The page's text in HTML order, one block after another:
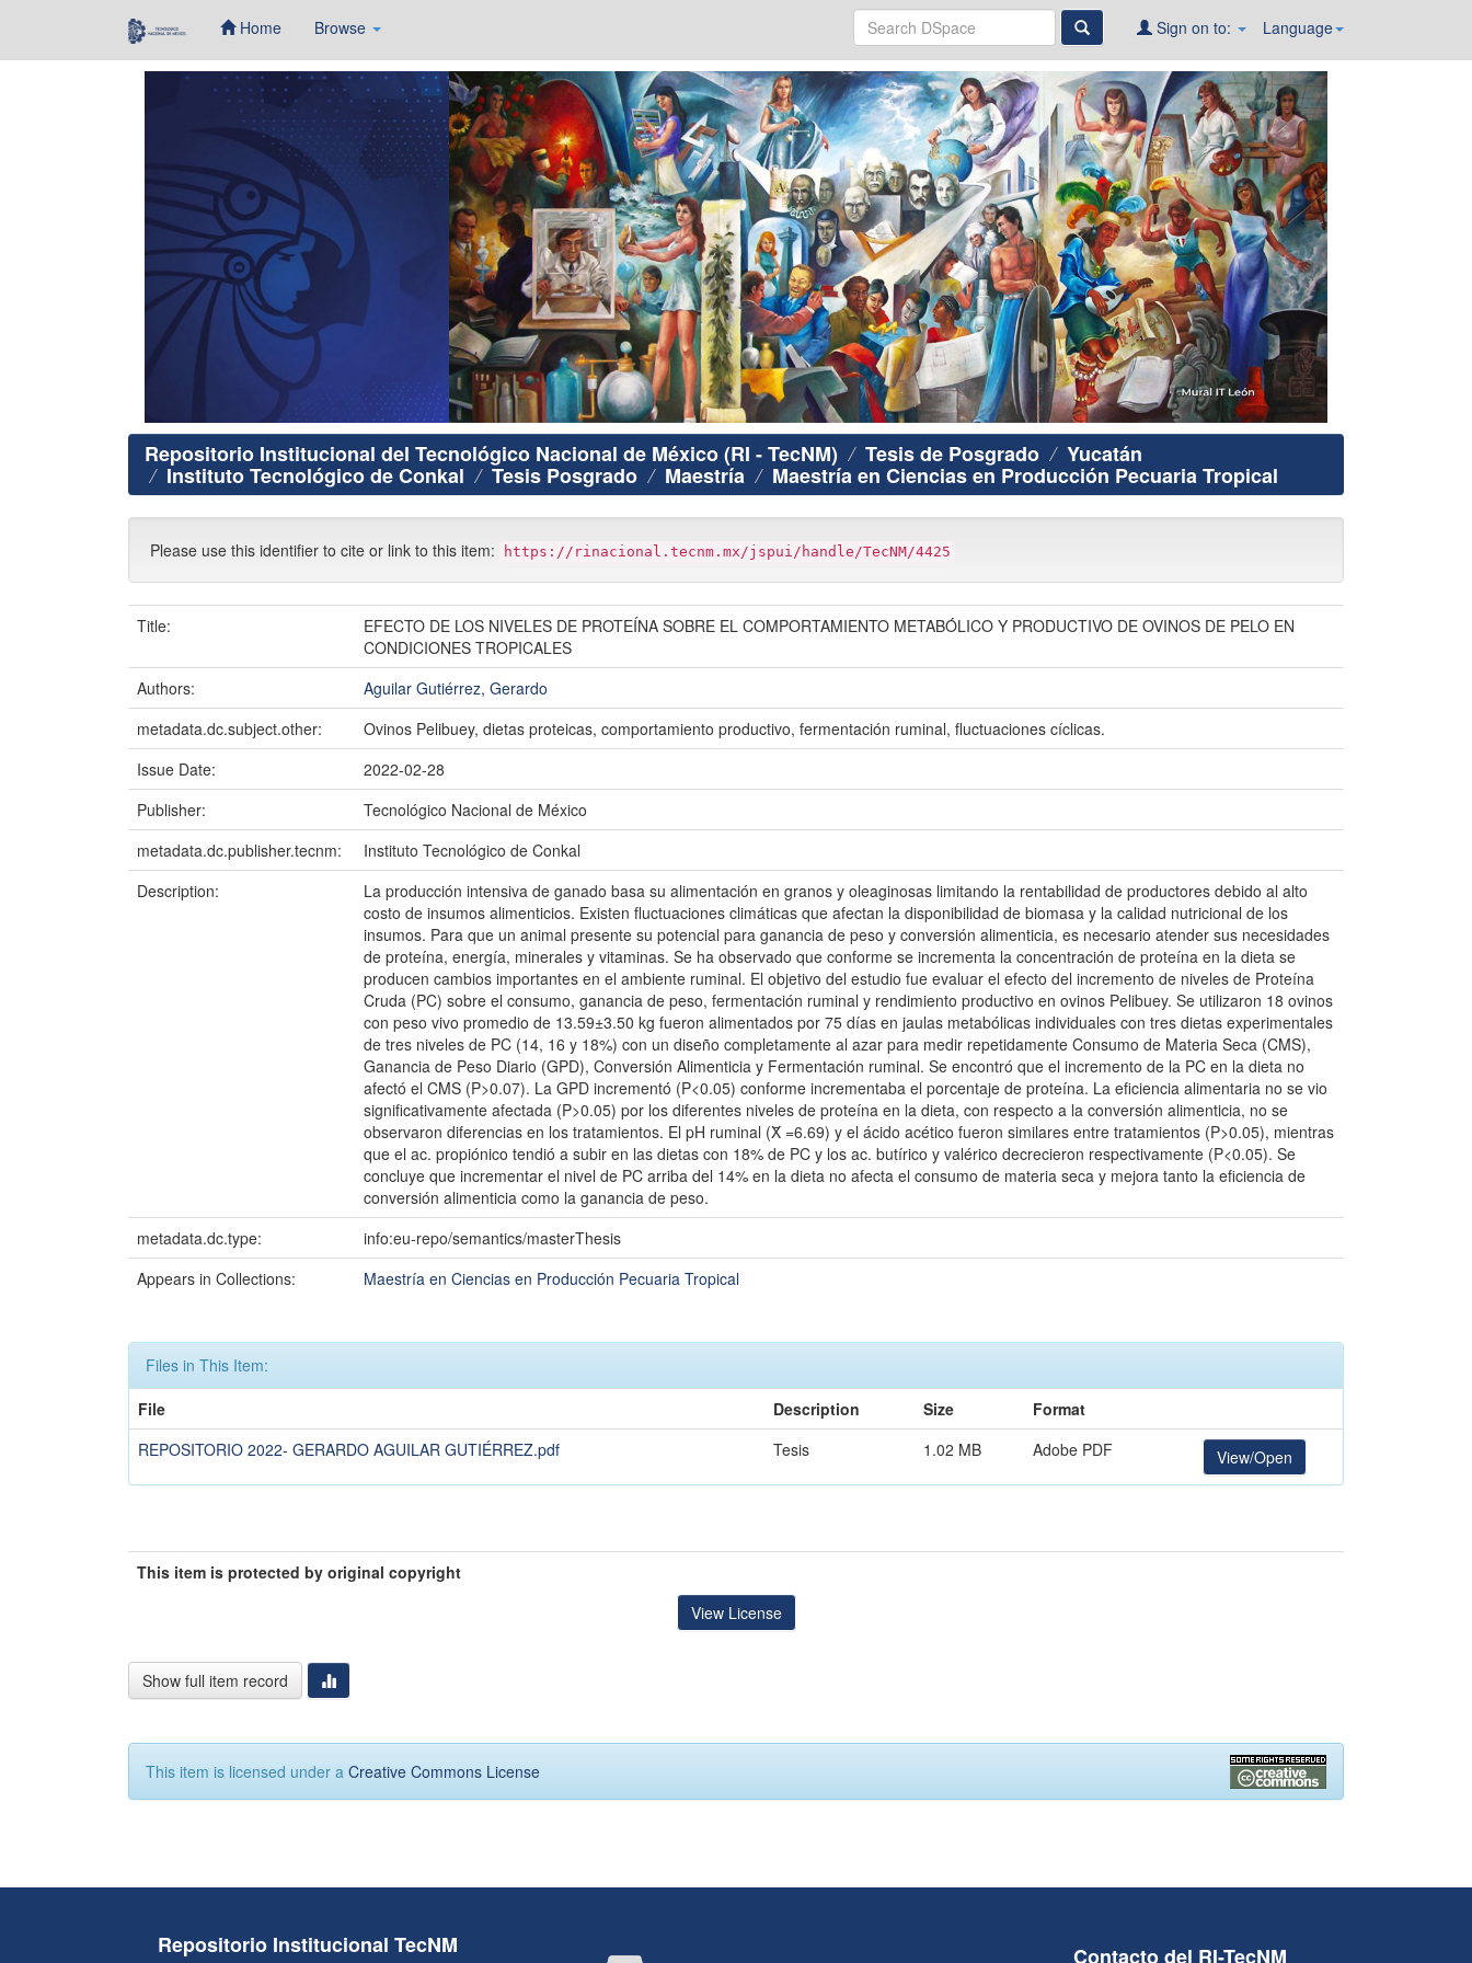
Home Browse Language
Sign on to:
Repositorio Institucional del Tecnológico Nacional de México (RI - TecNM) Tesis de Posgrado Yucatán
Instituto Tecnológico de Conkal Tesis Posgrado Maestría Maestría en Ciencias en Producción Pecuaria Tropical
Please use this identifier to cite or link to this item: https://rinacional.tecnm.mx/jspui/handle/TecNM/4425
Title:
EFECTO DE LOS NIVELES DE PROTEÍNA SOBRE EL COMPORTAMIENTO METABÓLICO Y PRODUCTIVO DE OVINOS DE PELO EN
CONDICIONES TROPICALES
Authors:
Aguilar Gutiérrez, Gerardo
metadata.dc.subject.other:
Ovinos Pelibuey, dietas proteicas, comportamiento productivo, fermentación ruminal, fluctuaciones cíclicas.
Issue Date:
2022-02-28
Publisher:
Tecnológico Nacional de México
metadata.dc.publisher.tecnm:
Instituto Tecnológico de Conkal
Description:
La producción intensiva de ganado basa su alimentación en granos y oleaginosas limitando la rentabilidad de productores debido al alto
costo de insumos alimenticios. Existen fluctuaciones climáticas que afectan la disponibilidad de biomasa y la calidad nutricional de los
insumos. Para que un animal presente su potencial para ganancia de peso y conversión alimenticia, es necesario atender sus necesidades
de proteína, energía, minerales y vitaminas. Se ha observado que conforme se incrementa la concentración de proteína en la dieta se
producen cambios importantes en el ambiente ruminal. El objetivo del estudio fue evaluar el efecto del incremento de niveles de Proteína
Cruda (PC) sobre el consumo, ganancia de peso, fermentación ruminal y rendimiento productivo en ovinos Pelibuey. Se utilizaron 18 ovinos
con peso vivo promedio de 13.59±3.50 kg fueron alimentados por 75 días en jaulas metabólicas individuales con tres dietas experimentales
de tres niveles de PC (14, 16 y 18%) con un diseño completamente al azar para medir repetidamente Consumo de Materia Seca (CMS),
Ganancia de Peso Diario (GPD), Conversión Alimenticia y Fermentación ruminal. Se encontró que el incremento de la PC en la dieta no
afectó el CMS (P>0.07). La GPD incrementó (P<0.05) conforme incrementaba el porcentaje de proteína. La eficiencia alimentaria no se vio
significativamente afectada (P>0.05) por los diferentes niveles de proteína en la dieta, con respecto a la conversión alimenticia, no se
observaron diferencias en los tratamientos. El pH ruminal (X̄ =6.69) y el ácido acético fueron similares entre tratamientos (P>0.05), mientras
que el ac. propiónico tendió a subir en las dietas con 18% de PC y los ac. butírico y valérico decrecieron respectivamente (P<0.05). Se
concluye que incrementar el nivel de PC arriba del 14% en la dieta no afecta el consumo de materia seca y mejora tanto la eficiencia de
conversión alimenticia como la ganancia de peso.
metadata.dc.type:
info:eu-repo/semantics/masterThesis
Appears in Collections:
Maestría en Ciencias en Producción Pecuaria Tropical
Files in This Item:
File
Description Size
Format
REPOSITORIO 2022- GERARDO AGUILAR GUTIÉRREZ.pdf
Tesis 1.02 MB Adobe PDF View/Open
This item is protected by original copyright
View License
Show full item record
This item is licensed under a Creative Commons License
Repositorio Institucional TecNM Contacto del RI-TecNM